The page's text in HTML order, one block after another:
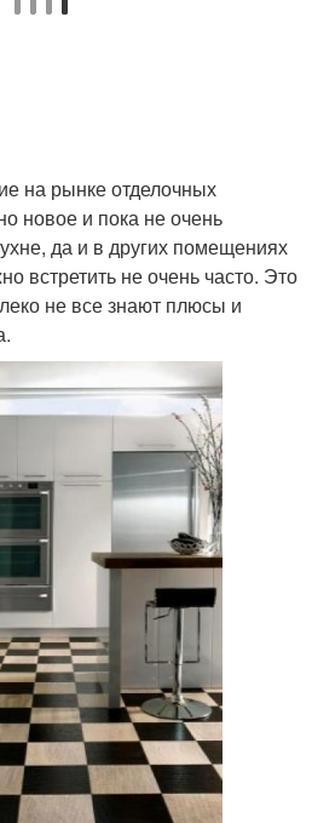
на рынке отделочных
новое и пока не очень
да и в других помещениях
встретить не очень часто. Это
не все знают плюсы и